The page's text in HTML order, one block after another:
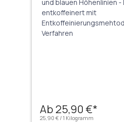
Ab 25,90 €*
25,90 € / 1 Kilogramm